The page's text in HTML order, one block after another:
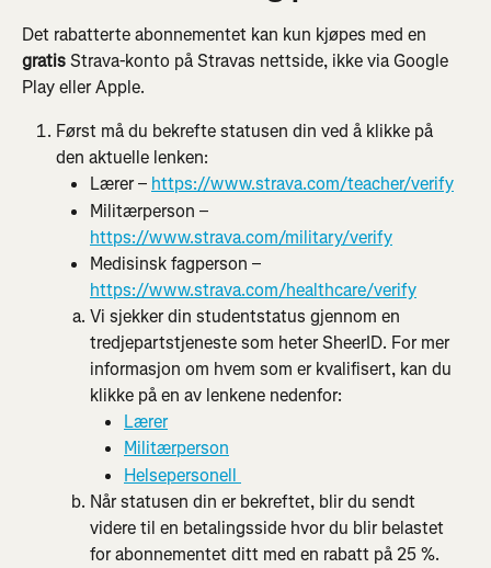
Det rabatterte abonnementet kan kun kjøpes med en
gratis Strava-konto på Stravas nettside, ikke via Google
Play eller Apple.
Først må du bekrefte statusen din ved å klikke på
den aktuelle lenken:
Lærer – https://www.strava.com/teacher/verify
Militærperson –
https://www.strava.com/military/verify
Medisinsk fagperson –
https://www.strava.com/healthcare/verify
Vi sjekker din studentstatus gjennom en
tredjepartstjeneste som heter SheerID. For mer
informasjon om hvem som er kvalifisert, kan du
klikke på en av lenkene nedenfor:
Lærer
Militærperson
Helsepersonell
Når statusen din er bekreftet, blir du sendt
videre til en betalingsside hvor du blir belastet
for abonnementet ditt med en rabatt på 25 %.